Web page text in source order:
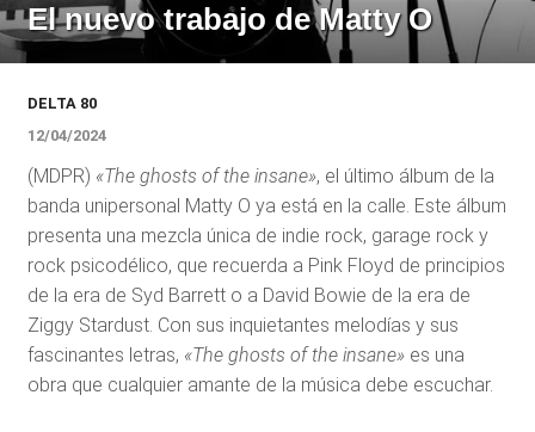
El nuevo trabajo de Matty O
DELTA 80
12/04/2024
(MDPR) «The ghosts of the insane», el último álbum de la
banda unipersonal Matty O ya está en la calle. Este álbum
presenta una mezcla única de indie rock, garage rock y
rock psicodélico, que recuerda a Pink Floyd de principios
de la era de Syd Barrett o a David Bowie de la era de
Ziggy Stardust. Con sus inquietantes melodías y sus
fascinantes letras, «The ghosts of the insane»es una
obra que cualquier amante de la música debe escuchar.